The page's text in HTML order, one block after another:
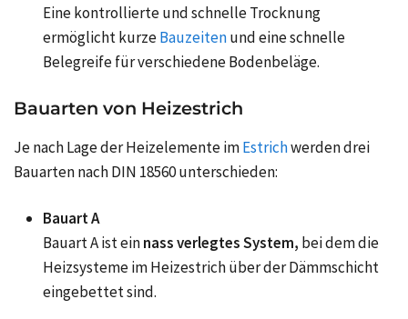
Eine kontrollierte und schnelle Trocknung
ermöglicht kurzeBauzeitenund eine schnelle
Belegreife für verschiedene Bodenbeläge.
Bauarten von Heizestrich
Je nach Lage der Heizelemente imEstrichwerden drei
Bauarten nach DIN 18560 unterschieden:
Bauart A
Bauart A ist einnass verlegtes System, bei dem die
Heizsysteme im Heizestrich über der Dämmschicht
eingebettet sind.